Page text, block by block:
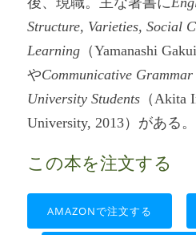
Structure, Varieties, Social
Learning （Yamanashi
やCommunicative
University Students （Akita
University, 2013）がある。
この本を注文する
AMAZONで注文する